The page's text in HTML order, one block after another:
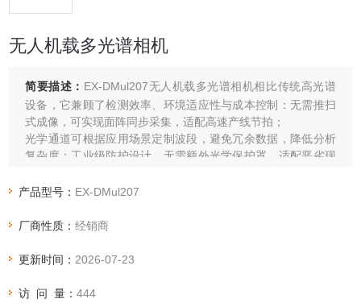
无人机载多光谱相机
简要描述： EX-DMul207无人机载多光谱相机相比传统高光谱
设备，它兼顾了检测效率、环境适应性与成本控制：无需推扫
式成像，可实现面阵同步采集，适配高速产线节拍；
光学通道可根据应用场景定制波段，避免冗余数据，降低分析
复杂度；工业级防护设计，无需额外光学保护罩，适配恶劣现
产品型号： EX-DMul207
厂商性质：经销商
更新时间： 2026-07-23
访 问 量：444